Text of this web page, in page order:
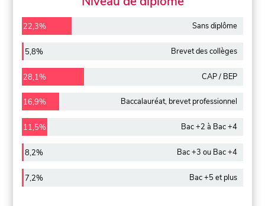
22,3% Sans diplôme
5,8% Brevet des collèges
28,1% CAP / BEP
16,9% Baccalauréat, brevet professionnel
11,5% Bac +2 à Bac +4
8,2% Bac +3 ou Bac +4
7,2% Bac +5 et plus